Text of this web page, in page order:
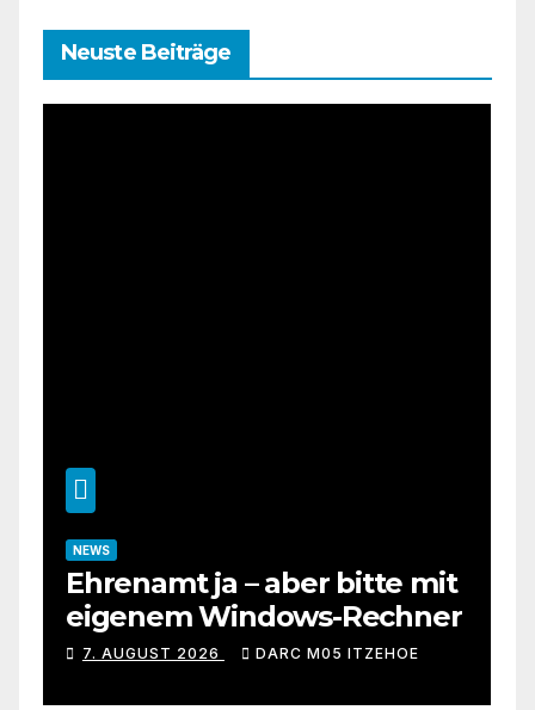
Neuste Beiträge
NEWS
Ehrenamt ja – aber bitte mit
eigenem Windows-Rechner
7. AUGUST 2026 DARC M05 ITZEHOE